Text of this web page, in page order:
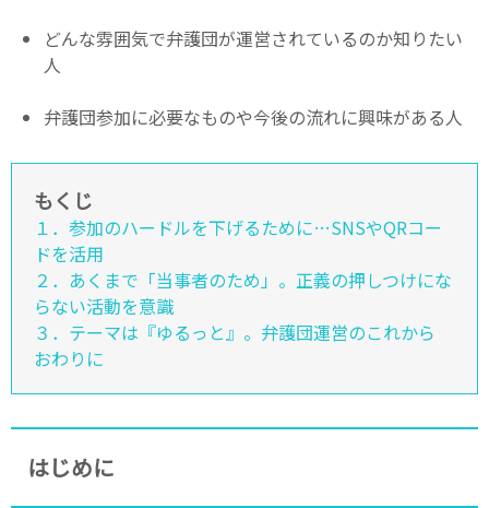
どんな雰囲気で弁護団が運営されているのか知りたい
人
弁護団参加に必要なものや今後の流れに興味がある人
もくじ
１．参加のハードルを下げるために…SNSやQRコー
ドを活用
２．あくまで「当事者のため」。正義の押しつけにな
らない活動を意識
３．テーマは『ゆるっと』。弁護団運営のこれから
おわりに
はじめに